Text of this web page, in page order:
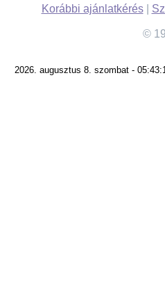
Korábbi ajánlatkérés|
©
2026. augusztus 8. szombat -